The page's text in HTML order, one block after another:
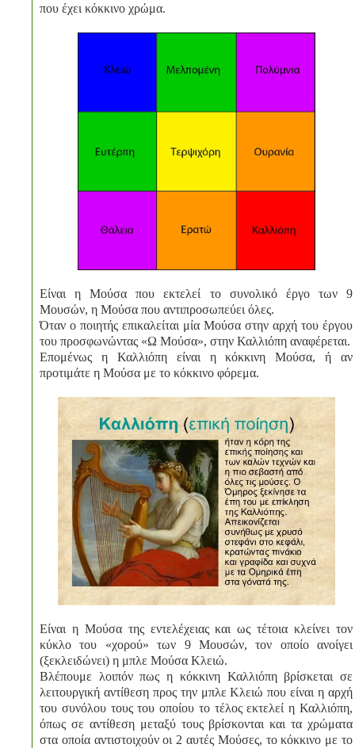
που έχει κόκκινο χρώμα.
Είναι η Μούσα που εκτελεί το συνολικό έργο των 9
Μουσών, η Μούσα που αντιπροσωπεύει όλες.
Όταν ο ποιητής επικαλείται μία Μούσα στην αρχή του έργου
του προσφωνώντας «Ω Μούσα», στην Καλλιόπη αναφέρεται.
Επομένως η Καλλιόπη είναι η κόκκινη Μούσα, ή αν
προτιμάτε η Μούσα με το κόκκινο φόρεμα.
Είναι η Μούσα της εντελέχειας και ως τέτοια κλείνει τον
κύκλο του «χορού» των 9 Μουσών, τον οποίο ανοίγει
(ξεκλειδώνει) η μπλε Μούσα Κλειώ.
Βλέπουμε λοιπόν πως η κόκκινη Καλλιόπη βρίσκεται σε
λειτουργική αντίθεση προς την μπλε Κλειώ που είναι η αρχή
του συνόλου τους του οποίου το τέλος εκτελεί η Καλλιόπη,
όπως σε αντίθεση μεταξύ τους βρίσκονται και τα χρώματα
στα οποία αντιστοιχούν οι 2 αυτές Μούσες, το κόκκινο με το